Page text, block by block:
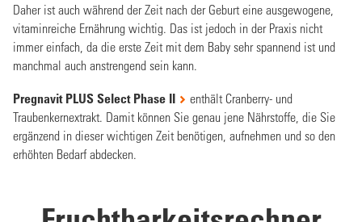
Daher ist auch während der Zeit nach der Geburt eine ausgewogene,
vitaminreiche Ernährung wichtig. Das ist jedoch in der Praxis nicht
immer einfach, da die erste Zeit mit dem Baby sehr spannend ist und
manchmal auch anstrengend sein kann.
Pregnavit PLUS Select Phase II
enthält Cranberry- und
Traubenkernextrakt. Damit können Sie genau jene Nährstoffe, die Sie
ergänzend in dieser wichtigen Zeit benötigen, aufnehmen und so den
erhöhten Bedarf abdecken.